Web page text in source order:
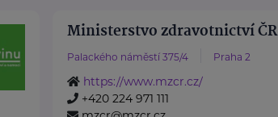
Ministerstvo zdravotnictví ČR
Palackého náměstí 375/4 Praha 2
https://www.mzcr.cz/
+420 224 971 111